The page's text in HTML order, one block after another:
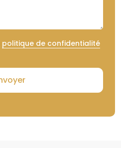
politique de confidentialité